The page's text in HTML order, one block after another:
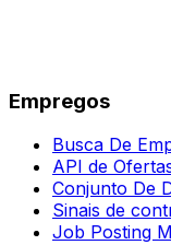
Empregos
Busca De
API de
Conjunto De
Sinais de
Job Posting